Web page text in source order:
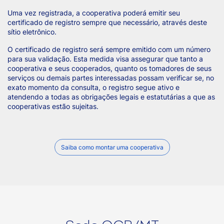
Uma vez registrada, a cooperativa poderá emitir seu
certificado de registro sempre que necessário, através deste
sítio eletrônico.
O certificado de registro será sempre emitido com um número
para sua validação. Esta medida visa assegurar que tanto a
cooperativa e seus cooperados, quanto os tomadores de seus
serviços ou demais partes interessadas possam verificar se, no
exato momento da consulta, o registro segue ativo e
atendendo a todas as obrigações legais e estatutárias a que as
cooperativas estão sujeitas.
Saiba como montar uma cooperativa